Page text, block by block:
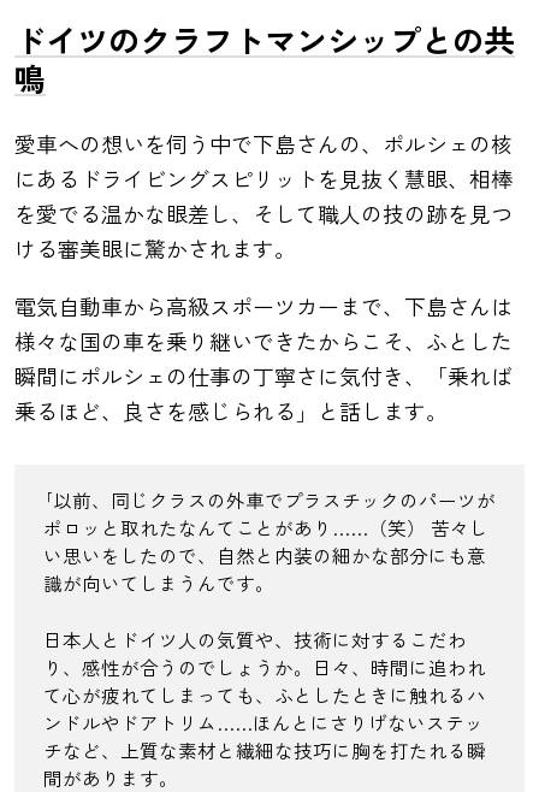
ドイツのクラフトマンシップとの共
鳴
愛車への想いを伺う中で下島さんの、ポルシェの核
にあるドライビングスピリットを見抜く慧眼、相棒
を愛でる温かな眼差し、そして職人の技の跡を見つ
ける審美眼に驚かされます。
電気自動車から高級スポーツカーまで、下島さんは
様々な国の車を乗り継いできたからこそ、ふとした
瞬間にポルシェの仕事の丁寧さに気付き、「乗れば
乗るほど、良さを感じられる」と話します。
｢以前、同じクラスの外車でプラスチックのパーツが
ポロッと取れたなんてことがあり……（笑） 苦々し
い思いをしたので、自然と内装の細かな部分にも意
識が向いてしまうんです。
日本人とドイツ人の気質や、技術に対するこだわ
り、感性が合うのでしょうか。日々、時間に追われ
て心が疲れてしまっても、ふとしたときに触れるハ
ンドルやドアトリム……ほんとにさりげないステッ
チなど、上質な素材と繊細な技巧に胸を打たれる瞬
間があります。